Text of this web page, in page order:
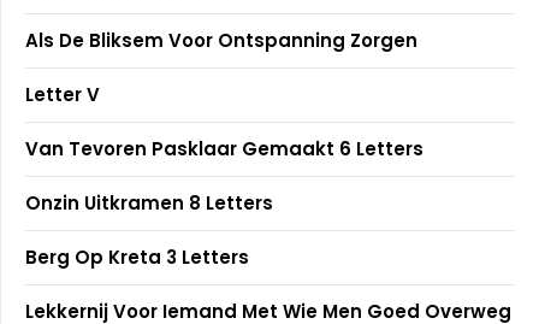
Als De Bliksem Voor Ontspanning Zorgen
Letter V
Van Tevoren Pasklaar Gemaakt 6 Letters
Onzin Uitkramen 8 Letters
Berg Op Kreta 3 Letters
Lekkernij Voor Iemand Met Wie Men Goed Overweg